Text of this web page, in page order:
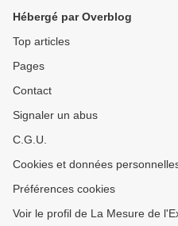
Hébergé par Overblog
Top articles
Pages
Contact
Signaler un abus
C.G.U.
Cookies et données
Préférences cookies
Voir le profil de La Mesure de